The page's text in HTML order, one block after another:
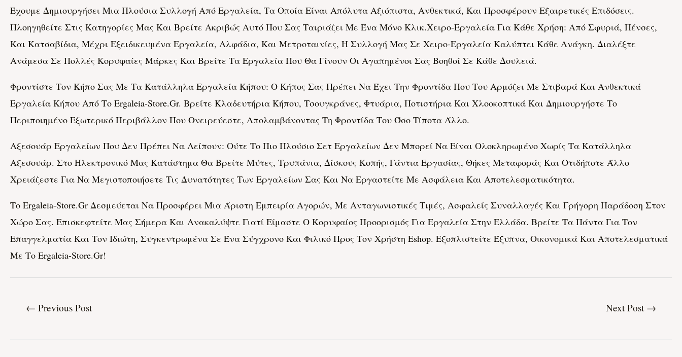
Έχουμε Δημιουργήσει Μια Πλούσια Συλλογή Από Εργαλεία, Τα Οποία Είναι Απόλυτα Αξιόπιστα, Ανθεκτικά, Και Προσφέρουν Εξαιρετικές Επιδόσεις.
Πλοηγηθείτε Στις Κατηγορίες Μας Και Βρείτε Ακριβώς Αυτό Που Σας Ταιριάζει Με Ένα Μόνο Κλικ.Χειρο-Εργαλεία Για Κάθε Χρήση: Από Σφυριά, Πένσες,
Και Κατσαβίδια, Μέχρι Εξειδικευμένα Εργαλεία, Αλφάδια, Και Μετροταινίες, Η Συλλογή Μας Σε Χειρο-Εργαλεία Καλύπτει Κάθε Ανάγκη. Διαλέξτε
Ανάμεσα Σε Πολλές Κορυφαίες Μάρκες Και Βρείτε Τα Εργαλεία Που Θα Γίνουν Οι Αγαπημένοι Σας Βοηθοί Σε Κάθε Δουλειά.
Φροντίστε Τον Κήπο Σας Με Τα Κατάλληλα Εργαλεία Κήπου: Ο Κήπος Σας Πρέπει Να Έχει Την Φροντίδα Που Του Αρμόζει Με Στιβαρά Και Ανθεκτικά
Εργαλεία Κήπου Από Το Ergaleia-Store.gr. Βρείτε Κλαδευτήρια Κήπου, Τσουγκράνες, Φτυάρια, Ποτιστήρια Και Χλοοκοπτικά Και Δημιουργήστε Το
Περιποιημένο Εξωτερικό Περιβάλλον Που Ονειρεύεστε, Απολαμβάνοντας Τη Φροντίδα Του Όσο Τίποτα Άλλο.
Αξεσουάρ Εργαλείων Που Δεν Πρέπει Να Λείπουν: Ούτε Το Πιο Πλούσιο Σετ Εργαλείων Δεν Μπορεί Να Είναι Ολοκληρωμένο Χωρίς Τα Κατάλληλα
Αξεσουάρ. Στο Ηλεκτρονικό Μας Κατάστημα Θα Βρείτε Μύτες, Τρυπάνια, Δίσκους Κοπής, Γάντια Εργασίας, Θήκες Μεταφοράς Και Οτιδήποτε Άλλο
Χρειάζεστε Για Να Μεγιστοποιήσετε Τις Δυνατότητες Των Εργαλείων Σας Και Να Εργαστείτε Με Ασφάλεια Και Αποτελεσματικότητα.
Το Ergaleia-Store.gr Δεσμεύεται Να Προσφέρει Μια Άριστη Εμπειρία Αγορών, Με Ανταγωνιστικές Τιμές, Ασφαλείς Συναλλαγές Και Γρήγορη Παράδοση Στον
Χώρο Σας. Επισκεφτείτε Μας Σήμερα Και Ανακαλύψτε Γιατί Είμαστε Ο Κορυφαίος Προορισμός Για Εργαλεία Στην Ελλάδα. Βρείτε Τα Πάντα Για Τον
Επαγγελματία Και Τον Ιδιώτη, Συγκεντρωμένα Σε Ένα Σύγχρονο Και Φιλικό Προς Τον Χρήστη Eshop. Εξοπλιστείτε Έξυπνα, Οικονομικά Και Αποτελεσματικά
Με Το Ergaleia-Store.gr!
← Previous Post Next Post →